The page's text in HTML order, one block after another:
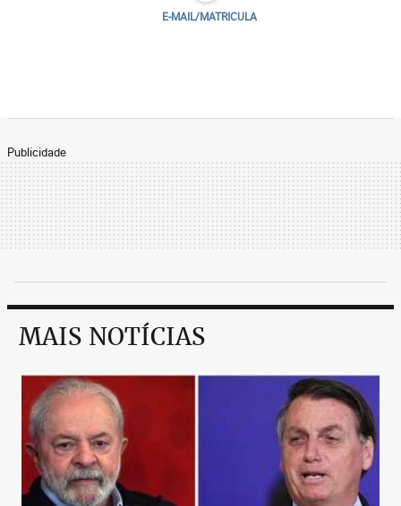
E-MAIL/MATRICULA
Publicidade
MAIS NOTÍCIAS